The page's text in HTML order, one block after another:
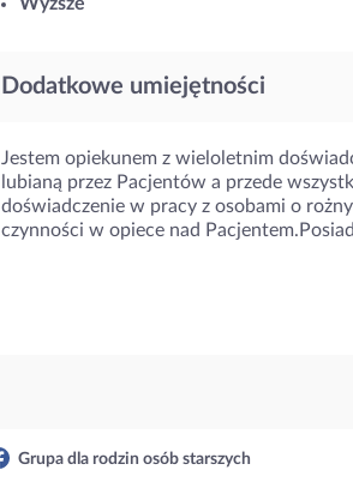
Dodatkowe umiejętności
Jestem opiekunem z wieloletnim
lubianą przez Pacjentów a przede
doświadczenie w pracy z osobami o
czynności w opiece nad
Grupa dla rodzin osób starszych